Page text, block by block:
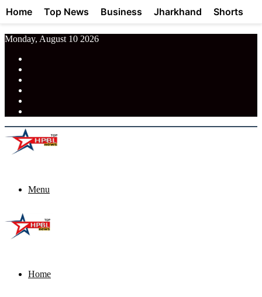
Monday, August 10 2026
Menu
Home
Home Top News Business Jharkhand Shorts